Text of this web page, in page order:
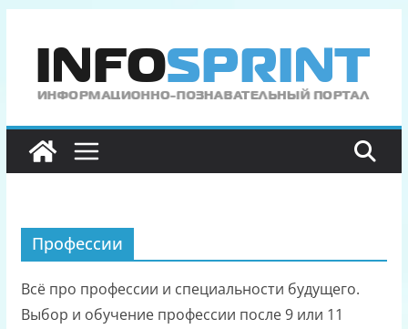
содержимому
Профессии
Всё про профессии и специальности будущего.
Выбор и обучение профессии после 9 или 11